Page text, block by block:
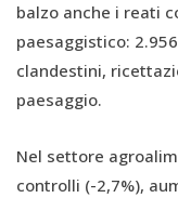
balzo anche i reati
paesaggistico:
clandestini,
paesaggio.
Nel settore
controlli (-2,7%),